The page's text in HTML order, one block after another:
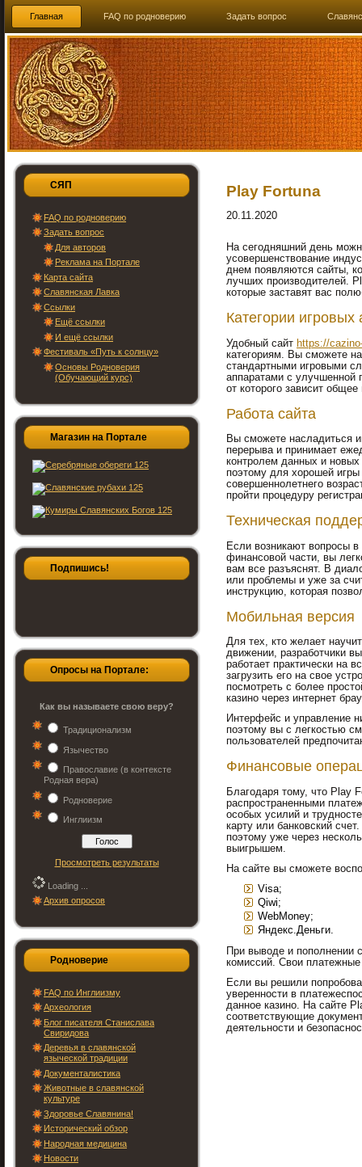
Главная FAQ по родноверию Задать вопрос
СЯП
FAQ по родноверию
Задать вопрос
Для авторов
Реклама на Портале
Карта сайта
Славянская Лавка
Ссылки
Ещё ссылки
И ещё ссылки
Фестиваль «Путь к солнцу»
Основы Родноверия
(Обучающий курс)
Магазин на Портале
Подпишись!
Опросы на Портале:
Как вы называете свою веру?
Традиционализм
Язычество
Православие (в контексте
Родная вера)
Родноверие
Инглиизм
Просмотреть результаты
Loading ...
Архив опросов
Родноверие
FAQ по Инглиизму
Археология
Блог писателя Станислава
Свиридова
Деревья в славянской
языческой традиции
Документалистика
Животные в славянской
культуре
Здоровье Славянина!
Исторический обзор
Народная медицина
Новости
Play Fortuna
20.11.2020
На сегодняшний день
усовершенствование
днем появляются сайты,
лучших производителей.
которые заставят вас
Категории игровых
Удобный сайт https://
категориям. Вы сможете
стандартными игровыми
аппаратами с улучшенной
от которого зависит
Работа сайта
Вы сможете насладиться
перерыва и принимает
контролем данных и
поэтому для хорошей
совершеннолетнего
пройти процедуру
Техническая
Если возникают вопросы
финансовой части, вы
вам все разъяснят. В
или проблемы и уже за
инструкцию, которая
Мобильная версия
Для тех, кто желает
движении, разработчики
работает практически на
загрузить его на свое
посмотреть с более
казино через интернет
Интерфейс и управление
поэтому вы с легкостью
пользователей
Финансовые
Благодаря тому, что Play
распространенными
особых усилий и
карту или банковский
поэтому уже через
выигрышем.
На сайте вы сможете
Visa;
Qiwi;
WebMoney;
Яндекс.Деньги.
При выводе и пополнении
комиссий. Свои
Если вы решили
уверенности в
данное казино. На сайте
соответствующие
деятельности и